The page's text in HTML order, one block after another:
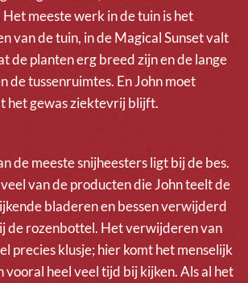
meeste werk in de tuin is het
van de tuin, in de Magical Sunset valt
de planten erg breed zijn en de lange
de tussenruimtes. En John moet
het gewas ziektevrij blijft.
de meeste snijheesters ligt bij de bes.
van de producten die John teelt de
bladeren en bessen verwijderd
de rozenbottel. Het verwijderen van
precies klusje; hier komt het menselijk
vooral heel veel tijd bij kijken. Als al het